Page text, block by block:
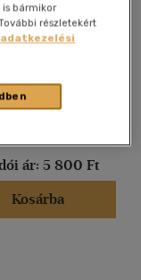
hallgatás terei
Könyv
ár: 5 800 Ft
Kosárba
bármikor
részletekért